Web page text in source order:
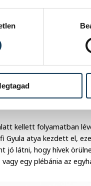
értékelésénél! Ki tudja
ebből az időszakból,
közben értek.
érzés volt, hiszen
szellemi és kulturális
szellemiségében
kellett folyamatban
atya kezdett el,
jó látni, hogy hívek
egy plébánia az